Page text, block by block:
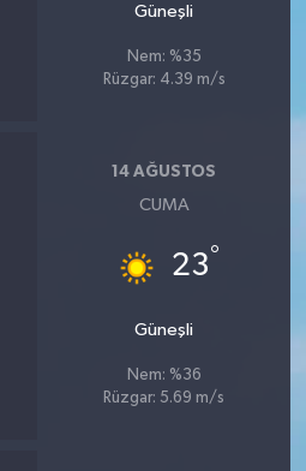
Güneşli
Nem: %35
Rüzgar: 4.39 m/s
14 AĞUSTOS
CUMA
23°
Güneşli
Nem: %36
Rüzgar: 5.69 m/s